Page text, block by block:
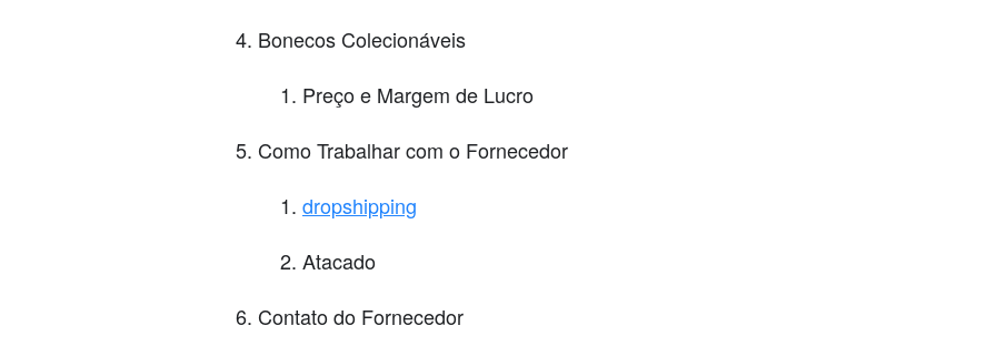
Bonecos Colecionáveis
Preço e Margem de Lucro
Como Trabalhar com o Fornecedor
dropshipping
Atacado
Contato do Fornecedor